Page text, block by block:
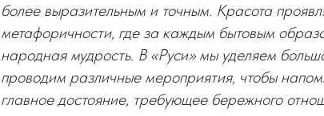
более выразительным и точным. Красота
метафоричности, где за каждым бытовым
народная мудрость. В «Руси» мы уделяем
проводим различные мероприятия, чтобы
главное достояние, требующее бережного